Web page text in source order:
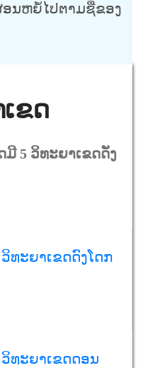
ຫຍໍ້ໄປຕາມຊື່ຂອງ
ຂດ
5 ວິທະຍາເຂດດັ່ງ
ວິທະຍາເຂດດົງໂດກ
ວິທະຍາເຂດດອນ